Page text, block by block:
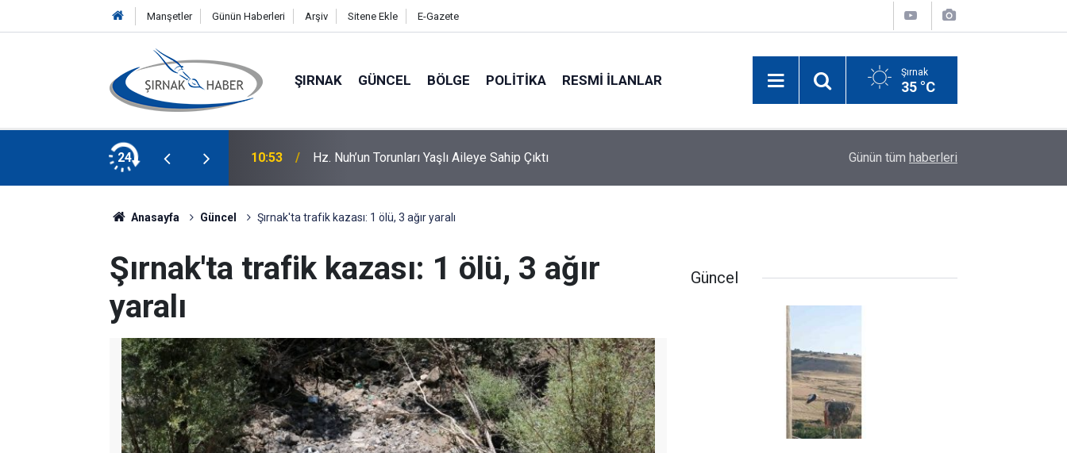
Manşetler Günün Haberleri Arşiv Sitene Ekle E-Gazete
ŞIRNAK GÜNCEL BÖLGE POLITIKA RESMI İLANLAR Şırnak
35 °C
24
genişletilmesi DEM Parti Meclis Grubu
10:53 Hz. Nuh’un Torunları Yaşlı Aileye Sahip Çıktı Diyarbakır’da Ayağı Yuvasındaki Bez
Günün tüm haberleri
Anasayfa Güncel Şırnak'ta trafik kazası: 1 ölü, 3 ağır yaralı
Şırnak'ta trafik kazası: 1 ölü, 3 ağır
yaralı
Güncel